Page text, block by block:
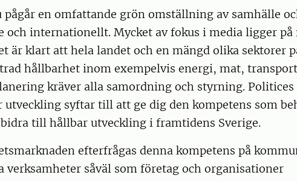
pågår en omfattande grön omställning av samhälle
och internationellt. Mycket av fokus i media ligger på
är klart att hela landet och en mängd olika sektorer
hållbarhet inom exempelvis energi, mat,
kräver alla samordning och styrning.
utveckling syftar till att ge dig den kompetens som
till hållbar utveckling i framtidens Sverige.
efterfrågas denna kompetens på
verksamheter såväl som företag och organisationer